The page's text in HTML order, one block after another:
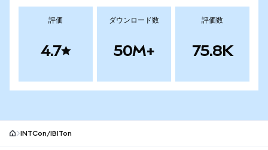
評価
4.7
ダウンロード数
50M+
評価数
75.8K
INTCon/IBITon